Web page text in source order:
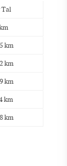
Tal
km
km
km
km
km